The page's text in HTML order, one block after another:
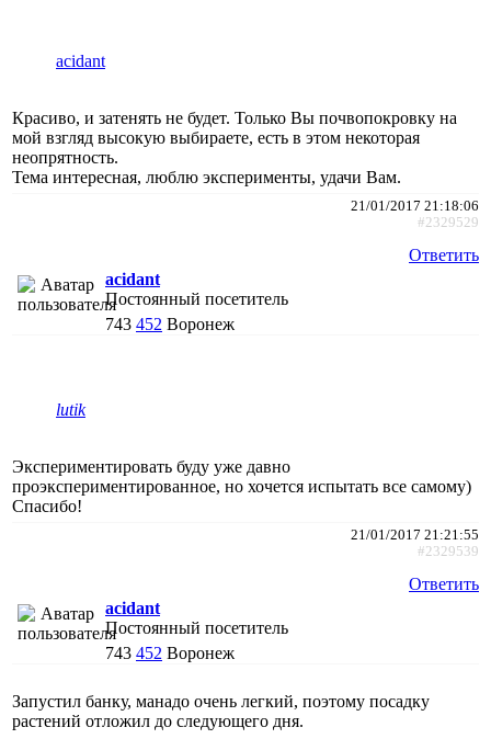
acidant
Красиво, и затенять не будет. Только Вы почвопокровку на
мой взгляд высокую выбираете, есть в этом некоторая
неопрятность.
Тема интересная, люблю эксперименты, удачи Вам.
21/01/2017 21:18:06
#2329529
Ответить
acidant
Постоянный посетитель
743 452 Воронеж
lutik
Экспериментировать буду уже давно
проэкспериментированное, но хочется испытать все самому)
Спасибо!
21/01/2017 21:21:55
#2329539
Ответить
acidant
Постоянный посетитель
743 452 Воронеж
Запустил банку, манадо очень легкий, поэтому посадку
растений отложил до следующего дня.